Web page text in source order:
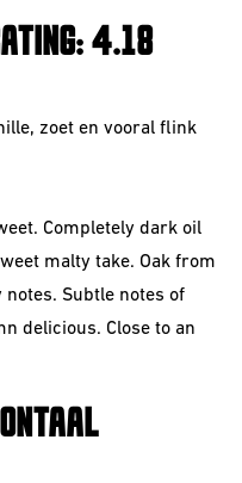
4.18
zoet en vooral flink
Completely dark oil
malty take. Oak from
Subtle notes of
delicious. Close to an